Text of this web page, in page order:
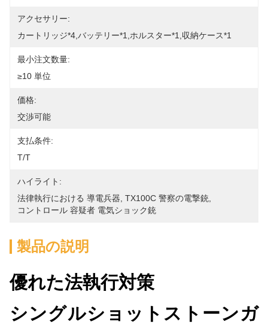
アクセサリー:
カートリッジ*4,バッテリー*1,ホルスター*1,収納ケース*1
最小注文数量:
≥10 単位
価格:
交渉可能
支払条件:
T/T
ハイライト:
法律執行における 導電兵器 TX100C 警察の電撃銃
コントロール 容疑者 電気ショック銃
製品の説明
優れた法執行対策
シングルショットストーンガ